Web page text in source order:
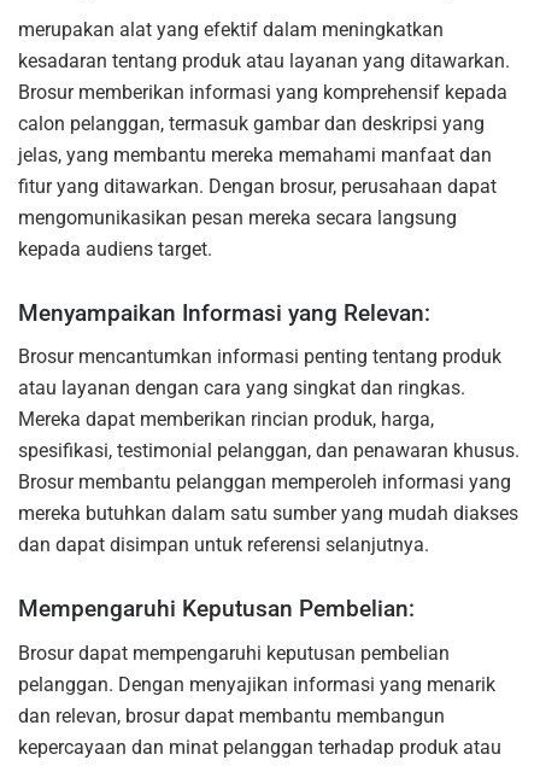
merupakan alat yang efektif dalam meningkatkan
kesadaran tentang produk atau layanan yang ditawarkan.
Brosur memberikan informasi yang komprehensif kepada
calon pelanggan, termasuk gambar dan deskripsi yang
jelas, yang membantu mereka memahami manfaat dan
fitur yang ditawarkan. Dengan brosur, perusahaan dapat
mengomunikasikan pesan mereka secara langsung
kepada audiens target.
Menyampaikan Informasi yang Relevan:
Brosur mencantumkan informasi penting tentang produk
atau layanan dengan cara yang singkat dan ringkas.
Mereka dapat memberikan rincian produk, harga,
spesifikasi, testimonial pelanggan, dan penawaran khusus.
Brosur membantu pelanggan memperoleh informasi yang
mereka butuhkan dalam satu sumber yang mudah diakses
dan dapat disimpan untuk referensi selanjutnya.
Mempengaruhi Keputusan Pembelian:
Brosur dapat mempengaruhi keputusan pembelian
pelanggan. Dengan menyajikan informasi yang menarik
dan relevan, brosur dapat membantu membangun
kepercayaan dan minat pelanggan terhadap produk atau